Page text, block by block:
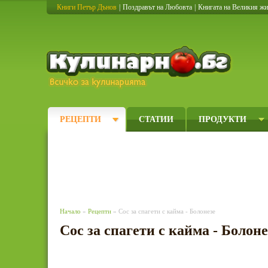
Книги Петър Дънов Поздравът на Любовта Книгата на Великия
РЕЦЕПТИ СТАТИИ ПРОДУКТИ
Начало » Рецепти » Сос за спагети с кайма - Болонезе
Сос за спагети с кайма -